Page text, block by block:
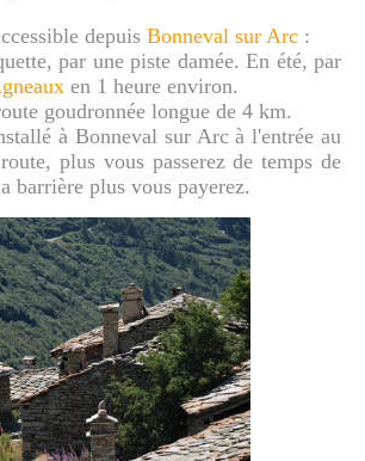
depuis Bonneval sur Arc :
par une piste damée. En été, par
en 1 heure environ.
goudronnée longue de 4 km.
à Bonneval sur Arc à l'entrée au
plus vous passerez de temps de
barrière plus vous payerez.